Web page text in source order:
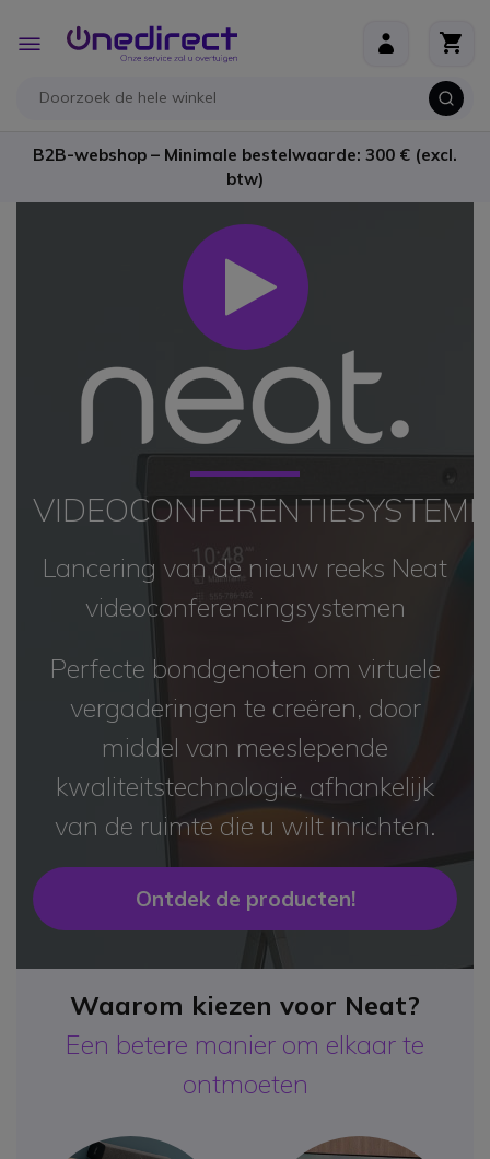
Toggle
Nav
B2B-webshop – Minimale bestelwaarde: 300 € (excl.
btw)
Play
Lancering van de nieuw reeks Neat
videoconferencingsystemen
Perfecte bondgenoten om virtuele
vergaderingen te creëren, door
middel van meeslepende
kwaliteitstechnologie, afhankelijk
van de ruimte die u wilt inrichten.
Ontdek de producten!
Waarom kiezen voor Neat?
Een betere manier om elkaar te
ontmoeten